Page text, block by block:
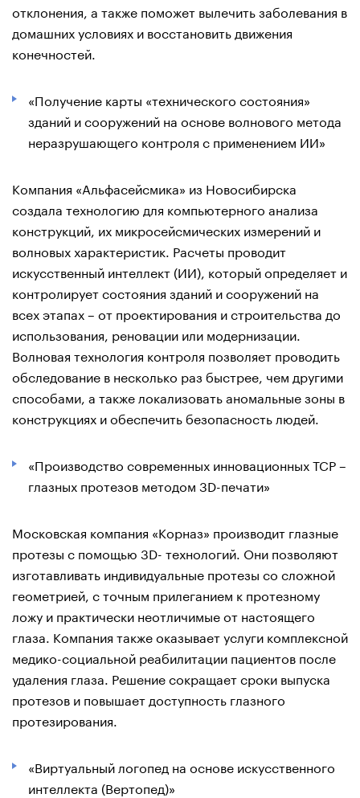
отклонения, а также поможет вылечить заболевания в
домашних условиях и восстановить движения
конечностей.
«Получение карты «технического состояния»
зданий и сооружений на основе волнового метода
неразрушающего контроля с применением ИИ»
Компания «Альфасейсмика» из Новосибирска
создала технологию для компьютерного анализа
конструкций, их микросейсмических измерений и
волновых характеристик. Расчеты проводит
искусственный интеллект (ИИ), который определяет и
контролирует состояния зданий и сооружений на
всех этапах – от проектирования и строительства до
использования, реновации или модернизации.
Волновая технология контроля позволяет проводить
обследование в несколько раз быстрее, чем другими
способами, а также локализовать аномальные зоны в
конструкциях и обеспечить безопасность людей.
«Производство современных инновационных ТСР –
глазных протезов методом 3D-печати»
Московская компания «Корназ» производит глазные
протезы с помощью 3D- технологий. Они позволяют
изготавливать индивидуальные протезы со сложной
геометрией, с точным прилеганием к протезному
ложу и практически неотличимые от настоящего
глаза. Компания также оказывает услуги комплексной
медико-социальной реабилитации пациентов после
удаления глаза. Решение сокращает сроки выпуска
протезов и повышает доступность глазного
протезирования.
«Виртуальный логопед на основе искусственного
интеллекта (Вертопед)»